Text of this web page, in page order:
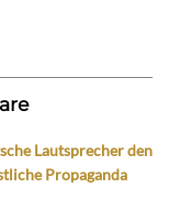
Lautsprecher den
Propaganda